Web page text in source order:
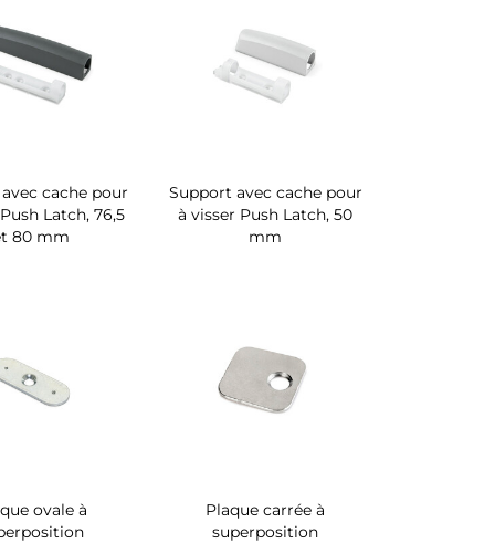
cache pour
Latch, 76,5
80 mm
Support avec cache pour
à visser Push Latch, 50
mm
ovale à
Plaque carrée à
superposition